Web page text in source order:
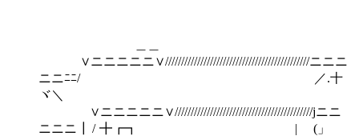
∨ニニニニニ∨/////////////////////////////////////////////ニニニ
ニニﾆﾆ/ ／.十
ヾ＼
∨ニニニニニ∨///////////////////////////////////////////jニニ
ニニニ┃ / ╋┏┓ | (」